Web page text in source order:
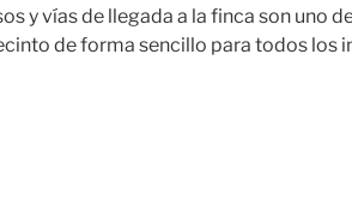
y vías de llegada a la finca son uno
de forma sencillo para todos los